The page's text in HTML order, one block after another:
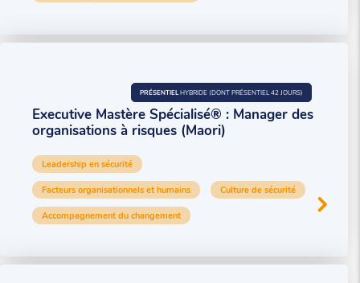
PRÉSENTIEL HYBRIDE (DONT PRÉSENTIEL 42 JOURS)
Executive Mastère Spécialisé® : Manager des
organisations à risques (Maori)
Leadership en sécurité
Facteurs organisationnels et humains Culture de sécurité
Accompagnement du changement